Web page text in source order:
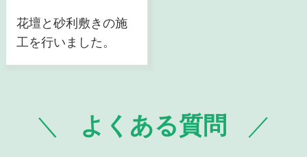
花壇と砂利敷きの施
工を行いました。
よくある質問